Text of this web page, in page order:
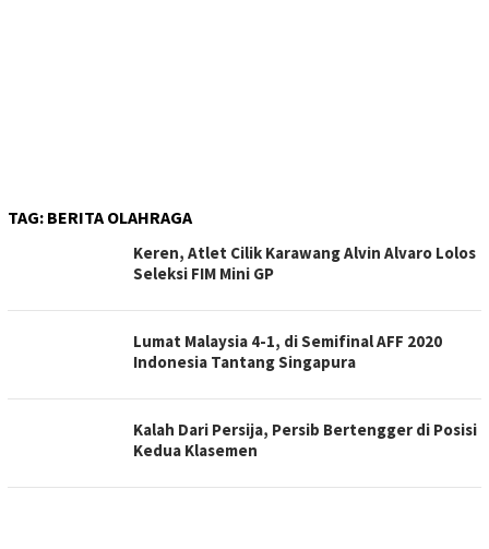
TAG: BERITA OLAHRAGA
Keren, Atlet Cilik Karawang Alvin Alvaro Lolos
Seleksi FIM Mini GP
Lumat Malaysia 4-1, di Semifinal AFF 2020
Indonesia Tantang Singapura
Kalah Dari Persija, Persib Bertengger di Posisi
Kedua Klasemen